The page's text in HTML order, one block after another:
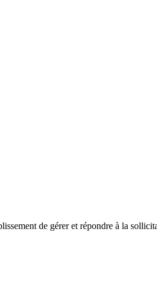
de gérer et répondre à la